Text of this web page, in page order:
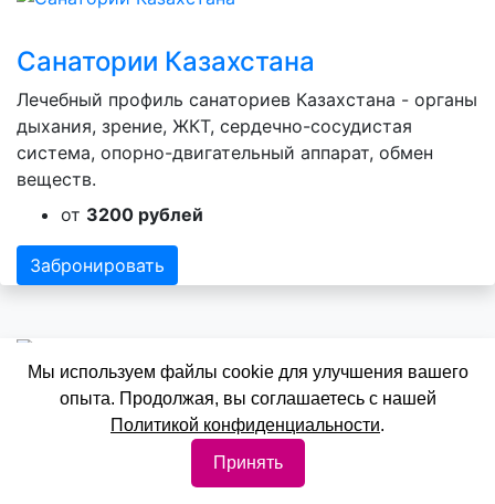
Санатории Казахстана
Лечебный профиль санаториев Казахстана - органы
дыхания, зрение, ЖКТ, сердечно-сосудистая
система, опорно-двигательный аппарат, обмен
веществ.
от 3200 рублей
Забронировать
Санатории Новосибирской
Лечебный профиль санаториев Новосибирской
Мы используем файлы cookie для улучшения вашего
опыта. Продолжая, вы соглашаетесь с нашей
Политикой конфиденциальности.
Принять